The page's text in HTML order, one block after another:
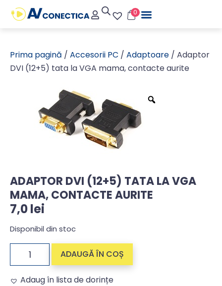
0
Prima pagină / Accesorii PC / Adaptoare / Adaptor
DVI (12+5) tata la VGA mama, contacte aurite
ADAPTOR DVI (12+5) TATA LA VGA
MAMA, CONTACTE AURITE
7,0lei
Disponibil din stoc
ADAUGĂ ÎN COȘ
Adaug în lista de dorințe